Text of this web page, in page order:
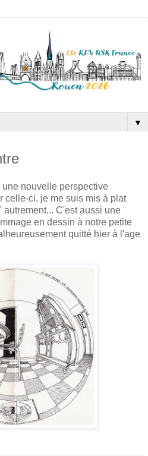
▼
nouvelle perspective
celle-ci, je me suis mis à plat
C'est aussi une
en dessin à notre petite
quitté hier à l'age